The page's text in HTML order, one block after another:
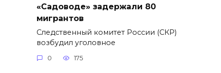
«Садоводе» задержали 80
мигрантов
Следственный комитет России (СКР)
возбудил уголовное
0 175